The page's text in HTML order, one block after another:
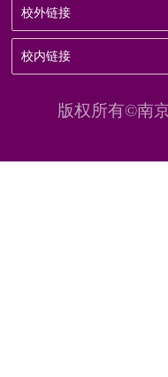
校外链接
校内链接
版权所有©南